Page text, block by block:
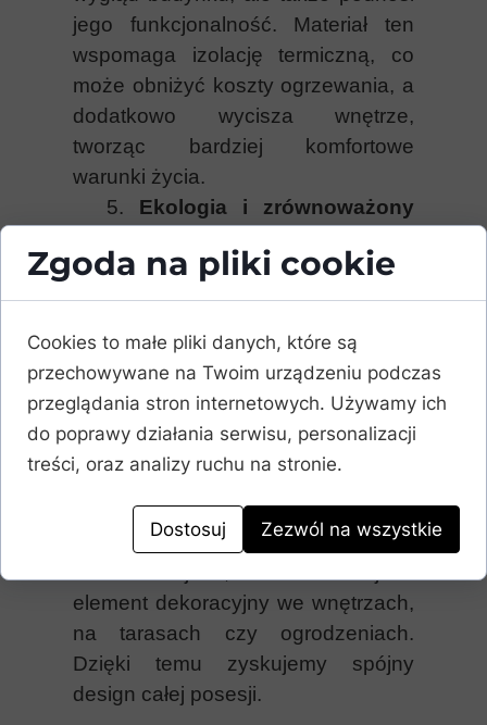
jego funkcjonalność. Materiał ten
wspomaga izolację termiczną, co
może obniżyć koszty ogrzewania, a
dodatkowo wycisza wnętrze,
tworząc bardziej komfortowe
warunki życia.
5.
Ekologia i zrównoważony
Lamele Legro Natural to
rozwiązanie przyjazne środowisku.
Wykorzystanie nowoczesnych
technologii i trwałych materiałów
zmniejsza konieczność eksploatacji
surowców naturalnych, a ich długa
żywotność oznacza mniej odpadów.
zastosowania
Lamele można stosować nie tylko
element dekoracyjny we wnętrzach,
na tarasach czy ogrodzeniach.
Dzięki temu zyskujemy spójny
design całej posesji.
Zgoda na pliki cookie
Cookies to małe pliki danych, które są
przechowywane na Twoim urządzeniu podczas
przeglądania stron internetowych. Używamy ich
do poprawy działania serwisu, personalizacji
treści, oraz analizy ruchu na stronie.
Dostosuj Zezwól na wszystkie